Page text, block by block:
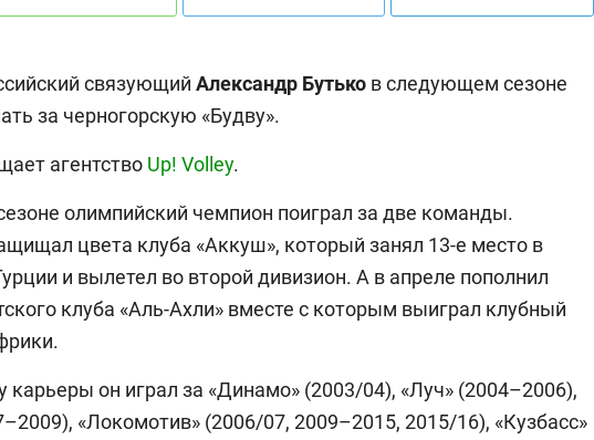
связующий Александр Бутько в следующем сезоне
за черногорскую «Будву».
агентство Up! Volley.
олимпийский чемпион поиграл за две команды.
цвета клуба «Аккуш», который занял 13-е место в
и вылетел во второй дивизион. А в апреле пополнил
клуба «Аль-Ахли» вместе с которым выиграл клубный
карьеры он играл за «Динамо» (2003/04), «Луч» (2004–2006),
«Локомотив» (2006/07, 2009–2015, 2015/16), «Кузбасс»